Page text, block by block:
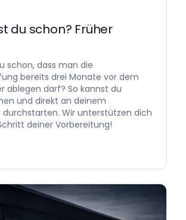
du schon? Früher
schon, dass man die
bereits drei Monate vor dem
ablegen darf? So kannst du
und direkt an deinem
Wir unterstützen dich
deiner Vorbereitung!